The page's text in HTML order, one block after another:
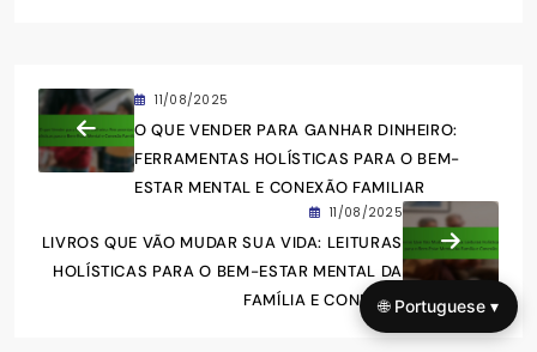
11/08/2025
O QUE VENDER PARA GANHAR DINHEIRO:
FERRAMENTAS HOLÍSTICAS PARA O BEM-
ESTAR MENTAL E CONEXÃO FAMILIAR
11/08/2025
LIVROS QUE VÃO MUDAR SUA VIDA: LEITURAS
HOLÍSTICAS PARA O BEM-ESTAR MENTAL DA
FAMÍLIA E CONEXÃO🌐 Portuguese ▾